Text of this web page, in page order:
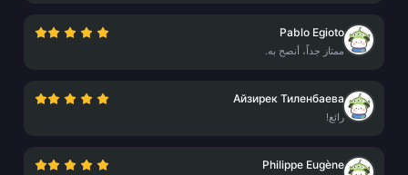
Pablo Egioto
ممتاز جداً، أنصح به.
Айзирек Тиленбаева
رائع!
Philippe Eugène